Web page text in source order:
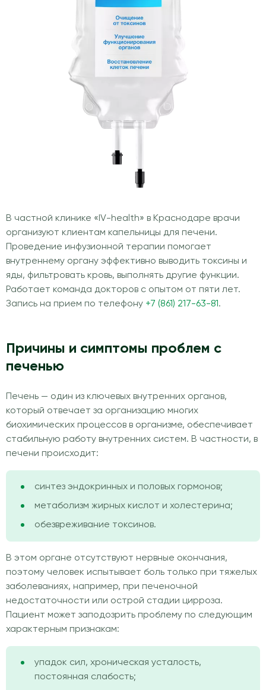
В частной клинике «IV-health» в Краснодаре врачи
организуют клиентам капельницы для печени.
Проведение инфузионной терапии помогает
внутреннему органу эффективно выводить токсины и
яды, фильтровать кровь, выполнять другие функции.
Работает команда докторов с опытом от пяти лет.
Запись на прием по телефону +7 (861) 217-63-81.
Причины и симптомы проблем с
печенью
Печень — один из ключевых внутренних органов,
который отвечает за организацию многих
биохимических процессов в организме, обеспечивает
стабильную работу внутренних систем. В частности, в
печени происходит:
синтез эндокринных и половых гормонов;
метаболизм жирных кислот и холестерина;
обезвреживание токсинов.
В этом органе отсутствуют нервные окончания,
поэтому человек испытывает боль только при тяжелых
заболеваниях, например, при печеночной
недостаточности или острой стадии цирроза.
Пациент может заподозрить проблему по следующим
характерным признакам:
упадок сил, хроническая усталость,
постоянная слабость;